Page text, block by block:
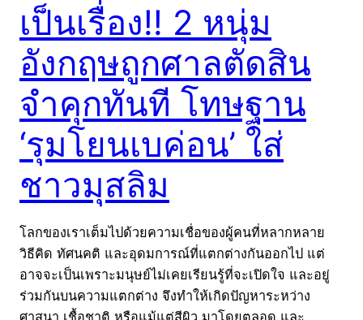
เป็นเรื่อง!! 2 หนุ่ม
อังกฤษถูกศาลตัดสิน
จำคุกทันที โทษฐาน
‘รุมโยนเบค่อน’ ใส่
ชาวมุสลิม
โลกของเราเต็มไปด้วยความเชื่อของผู้คนที่หลากหลาย
วิธีคิด ทัศนคติ และอุดมการณ์ที่แตกต่างกันออกไป แต่
อาจจะเป็นเพราะมนุษย์ไม่เคยเรียนรู้ที่จะเปิดใจ และอยู่
ร่วมกันบนความแตกต่าง จึงทำให้เกิดปัญหาระหว่าง
ศาสนา เชื้อชาติ หรือแม้แต่สีผิว มาโดยตลอด และ